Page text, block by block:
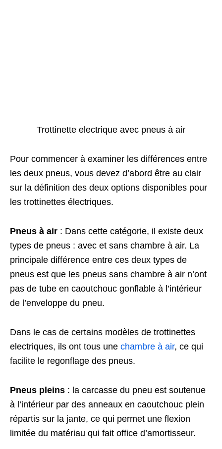
Trottinette electrique avec pneus à air
Pour commencer à examiner les différences entre
les deux pneus, vous devez d’abord être au clair
sur la définition des deux options disponibles pour
les trottinettes électriques.
Pneus à air : Dans cette catégorie, il existe deux
types de pneus : avec et sans chambre à air. La
principale différence entre ces deux types de
pneus est que les pneus sans chambre à air n’ont
pas de tube en caoutchouc gonflable à l’intérieur
de l’enveloppe du pneu.
Dans le cas de certains modèles de trottinettes
electriques, ils ont tous une chambre à air, ce qui
facilite le regonflage des pneus.
Pneus pleins : la carcasse du pneu est soutenue
à l’intérieur par des anneaux en caoutchouc plein
répartis sur la jante, ce qui permet une flexion
limitée du matériau qui fait office d’amortisseur.